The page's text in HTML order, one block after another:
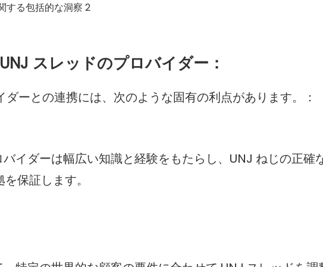
UNJ スレッドのプロバイダー：
ーとの連携には、次のような固有の利点があります。：
イダーは幅広い知識と経験をもたらし、UNJ ねじの正確
保証します。